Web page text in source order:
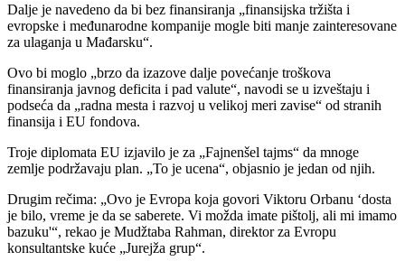
Dalje je navedeno da bi bez finansiranja „finansijska tržišta i
evropske i međunarodne kompanije mogle biti manje zainteresovane
za ulaganja u Mađarsku“.
Ovo bi moglo „brzo da izazove dalje povećanje troškova
finansiranja javnog deficita i pad valute“, navodi se u izveštaju i
podseća da „radna mesta i razvoj u velikoj meri zavise“ od stranih
finansija i EU fondova.
Troje diplomata EU izjavilo je za „Fajnenšel tajms“ da mnoge
zemlje podržavaju plan. „To je ucena“, objasnio je jedan od njih.
Drugim rečima: „Ovo je Evropa koja govori Viktoru Orbanu ‘dosta
je bilo, vreme je da se saberete. Vi možda imate pištolj, ali mi imamo
bazuku'“, rekao je Mudžtaba Rahman, direktor za Evropu
konsultantske kuće „Jurejža grup“.